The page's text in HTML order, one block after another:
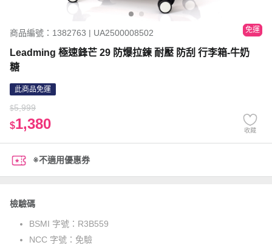
商品編號：1382763 | UA2500008502 免運
Leadming 極速鋒芒 29 防爆拉鍊 耐壓 防刮 行李箱-牛奶
糖
此商品免運
$5,999
$1,380 收藏
※不適用優惠券
檢驗碼
BSMI 字號： R3B559
NCC 字號： 免驗